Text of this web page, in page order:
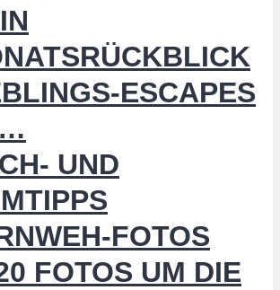
ESCAPES
UND
FOTOS
FOTOS UM DIE